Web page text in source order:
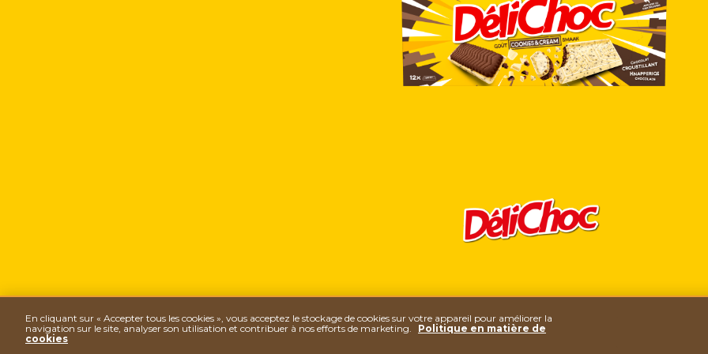
DÉLICHOC COOKIES AND
CREAM
En cliquant sur « Accepter tous les cookies », vous acceptez le stockage de cookies sur votre appareil pour améliorer la
navigation sur le site, analyser son utilisation et contribuer à nos efforts de marketing.
Politique en matière de
cookies